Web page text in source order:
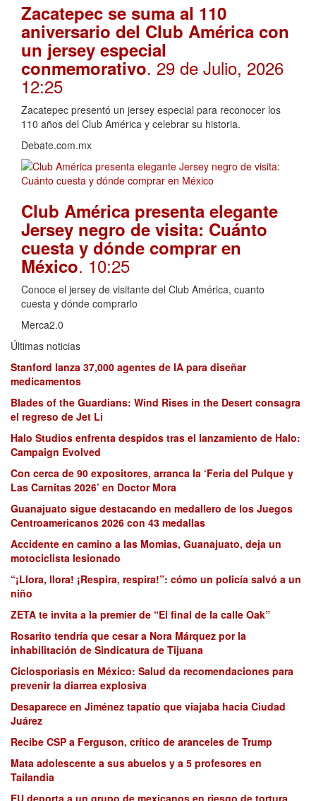
Zacatepec se suma al 110
aniversario del Club América con
un jersey especial
conmemorativo. 29 de Julio, 2026
12:25
Zacatepec presentó un jersey especial para reconocer los
110 años del Club América y celebrar su historia.
Debate.com.mx
Club América presenta elegante
Jersey negro de visita: Cuánto
cuesta y dónde comprar en
México. 10:25
Conoce el jersey de visitante del Club América, cuanto
cuesta y dónde comprarlo
Merca2.0
Últimas noticias
Stanford lanza 37,000 agentes de IA para diseñar
medicamentos
Blades of the Guardians: Wind Rises in the Desert consagra
el regreso de Jet Li
Halo Studios enfrenta despidos tras el lanzamiento de Halo:
Campaign Evolved
Con cerca de 90 expositores, arranca la ‘Feria del Pulque y
Las Carnitas 2026’ en Doctor Mora
Guanajuato sigue destacando en medallero de los Juegos
Centroamericanos 2026 con 43 medallas
Accidente en camino a las Momias, Guanajuato, deja un
motociclista lesionado
“¡Llora, llora! ¡Respira, respira!”: cómo un policía salvó a un
niño
ZETA te invita a la premier de “El final de la calle Oak”
Rosarito tendría que cesar a Nora Márquez por la
inhabilitación de Sindicatura de Tijuana
Ciclosporiasis en México: Salud da recomendaciones para
prevenir la diarrea explosiva
Desaparece en Jiménez tapatío que viajaba hacia Ciudad
Juárez
Recibe CSP a Ferguson, crítico de aranceles de Trump
Mata adolescente a sus abuelos y a 5 profesores en
Tailandia